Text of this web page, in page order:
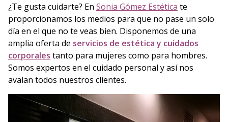
¿Te gusta cuidarte? En Sonia Gómez Estética te
proporcionamos los medios para que no pase un solo
día en el que no te veas bien. Disponemos de una
amplia oferta de servicios de estética y cuidados
corporales tanto para mujeres como para hombres.
Somos expertos en el cuidado personal y así nos
avalan todos nuestros clientes.